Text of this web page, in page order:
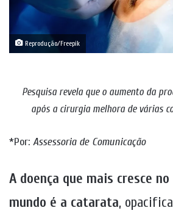
Reprodução/Freepik
Pesquisa revela que o aumento da
após a cirurgia melhora de várias
*Por: Assessoria de Comunicação
A doença que mais cresce
mundo é a catarata,